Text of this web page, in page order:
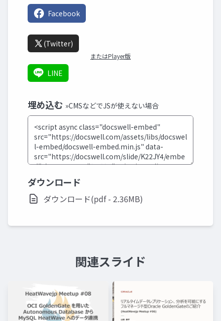
Facebook
(Twitter)
またはPlayer版
LINE
埋め込む »CMSなどでJSが使えない場合
ダウンロード
ダウンロード(pdf - 2.36MB)
関連スライド